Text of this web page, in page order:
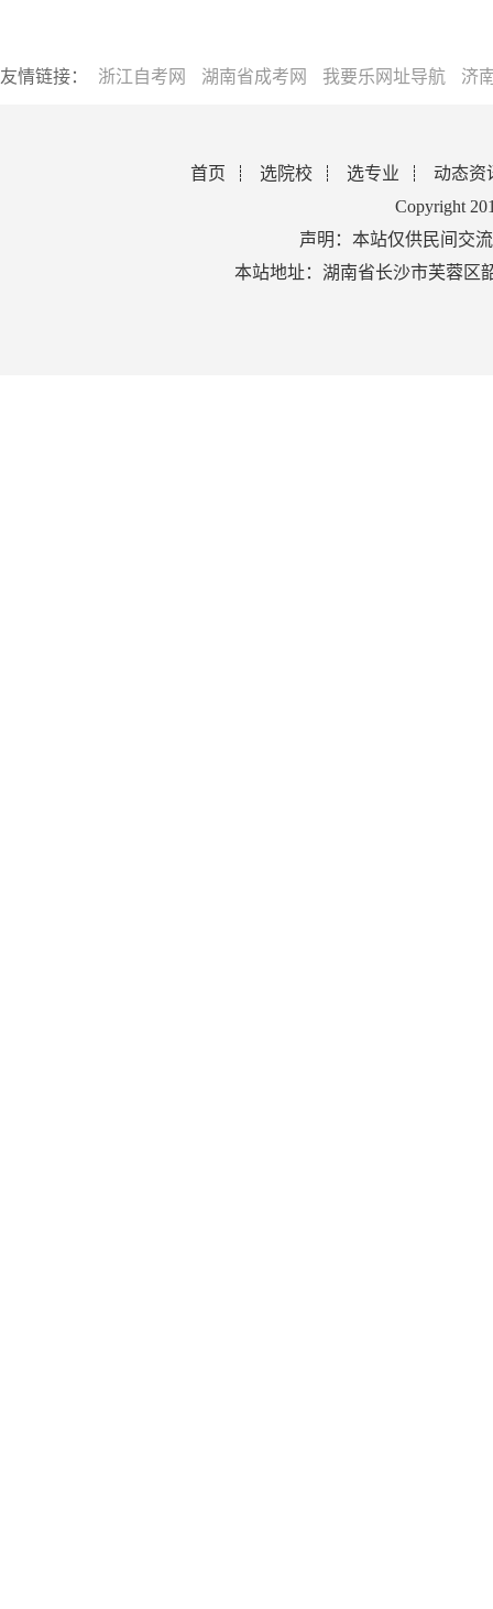
友情链接： 浙江自考网 湖南省成考网 我要乐网址导航 济
首页 选院校 选专业
动态资
Copyright
声明：本站仅供民间交
本站地址：湖南省长沙市芙蓉区